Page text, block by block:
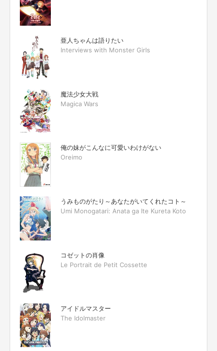
亜人ちゃんは語りたい
Interviews with Monster Girls
魔法少女大戦
Magica Wars
俺の妹がこんなに可愛いわけがない
Oreimo
うみものがたり～あなたがいてくれたコト～
Umi Monogatari: Anata ga Ite Kureta Koto
コゼットの肖像
Le Portrait de Petit Cossette
アイドルマスター
The Idolmaster